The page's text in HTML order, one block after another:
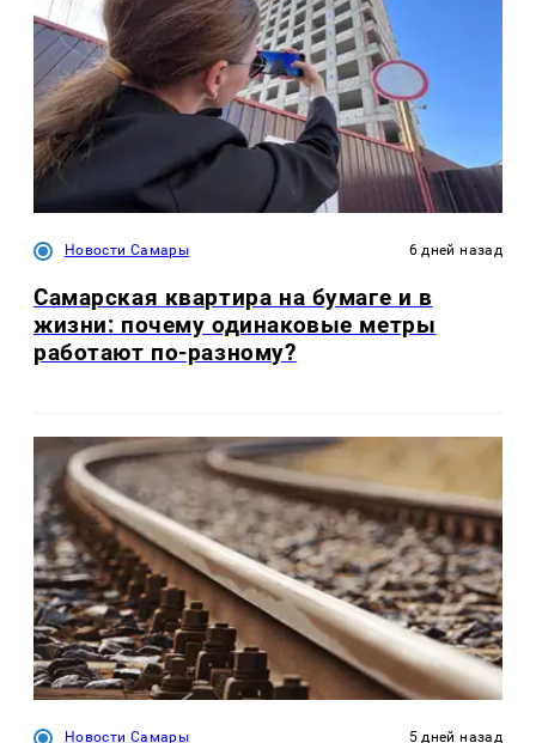
Новости Самары 6 дней назад
Самарская квартира на бумаге и в
жизни: почему одинаковые метры
работают по-разному?
Новости Самары 5 дней назад